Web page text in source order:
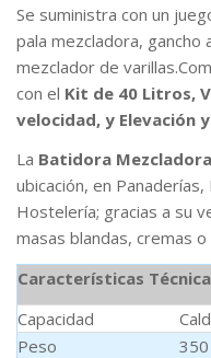
Se suministra con un
pala mezcladora,
mezclador de
con el Kit de 40 Litros,
velocidad, y Elevación
La Batidora
ubicación, en
Hostelería; gracias a su
masas blandas, cremas o
Características
Capacidad
Peso
350